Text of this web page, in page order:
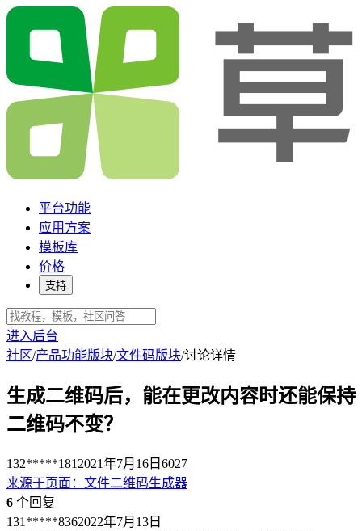
平台功能
应用方案
模板库
价格
支持
进入后台
社区/产品功能版块/文件码版块/讨论详情
生成二维码后，能在更改内容时还能保持
二维码不变？
132*****181 2021年7月16日 6027
来源于页面 ： 文件二维码生成器
6 个回复
131*****8362022年7月13日